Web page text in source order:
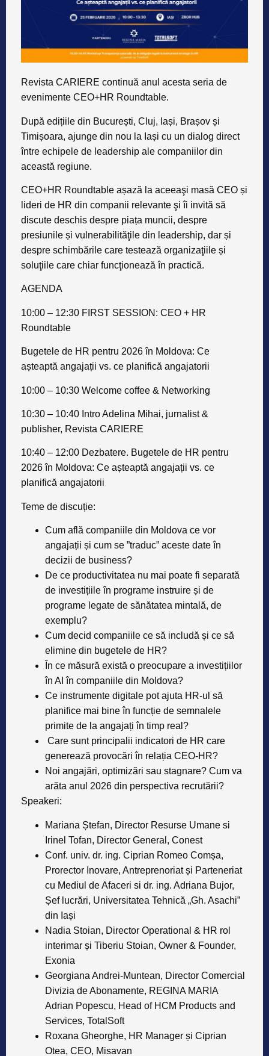
Revista CARIERE continuă anul acesta seria de
evenimente CEO+HR Roundtable.
După edițiile din București, Cluj, Iași, Brașov și
Timișoara, ajunge din nou la Iași cu un dialog direct
între echipele de leadership ale companiilor din
această regiune.
CEO+HR Roundtable așază la aceeaşi masă CEO și
lideri de HR din companii relevante şi îi invită să
discute deschis despre piața muncii, despre
presiunile și vulnerabilităţile din leadership, dar și
despre schimbările care testează organizaţiile și
soluţiile care chiar funcţionează în practică.
AGENDA
10:00 – 12:30 FIRST SESSION: CEO + HR
Roundtable
Bugetele de HR pentru 2026 în Moldova: Ce
așteaptă angajații vs. ce planifică angajatorii
​​10:00 – 10:30 Welcome coffee & Networking
​​10:30 – 10:40 Intro Adelina Mihai, jurnalist &
publisher, Revista CARIERE
​​10:40 – 12:00 Dezbatere. Bugetele de HR pentru
2026 în Moldova: Ce așteaptă angajații vs. ce
planifică angajatorii
Teme de discuție:
​​Cum află companiile din Moldova ce vor
angajații și cum se ”traduc” aceste date în
decizii de business?
De ce productivitatea nu mai poate fi separată
de investițiile în programe instruire și de
programe legate de sănătatea mintală, de
exemplu?
Cum decid companiile ce să includă și ce să
elimine din bugetele de HR?
În ce măsură există o preocupare a investițiilor
în AI în companiile din Moldova?
Ce instrumente digitale pot ajuta HR-ul să
planifice mai bine în funcție de semnalele
primite de la angajați în timp real?
Care sunt principalii indicatori de HR care
generează provocări în relația CEO-HR?
Noi angajări, optimizări sau stagnare? Cum va
arăta anul 2026 din perspectiva recrutării?
Speakeri:
​​​Mariana Ștefan, Director Resurse Umane si
Irinel Tofan, Director General, Conest
Conf. univ. dr. ing. Ciprian Romeo Comșa,
Prorector Inovare, Antreprenoriat și Parteneriat
cu Mediul de Afaceri si dr. ing. Adriana Bujor,
Șef lucrări, Universitatea Tehnică „Gh. Asachi”
din Iași
Nadia Stoian, Director Operational & HR rol
interimar și Tiberiu Stoian, Owner & Founder,
Exonia
Georgiana Andrei-Muntean, Director Comercial
Divizia de Abonamente, REGINA MARIA
Adrian Popescu, Head of HCM Products and
Services, TotalSoft
Roxana Gheorghe, HR Manager și Ciprian
Otea, CEO, Misavan